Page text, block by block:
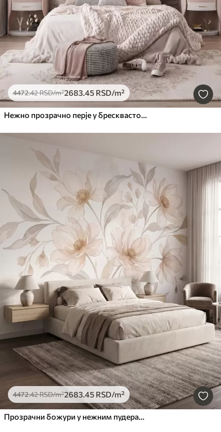
4472.42RSD/m²2683.45 RSD/m²
Нежно прозрачно перје у бресквасто-ружичастој измаглици са сјајем
4472.42RSD/m²2683.45 RSD/m²
Прозрачни божури у нежним пудерасто-беж тоновима